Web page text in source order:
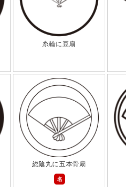
糸輪に豆扇
総陰丸に五本骨扇
名